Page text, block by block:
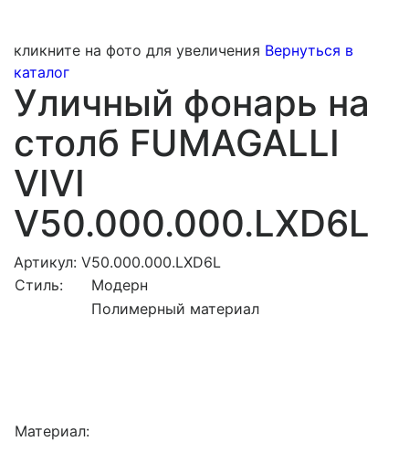
кликните на фото для увеличения Вернуться в
каталог
Уличный фонарь на
столб FUMAGALLI
VIVI
V50.000.000.LXD6L
Артикул: V50.000.000.LXD6L
Стиль:
Модерн
Материал:
Полимерный материал